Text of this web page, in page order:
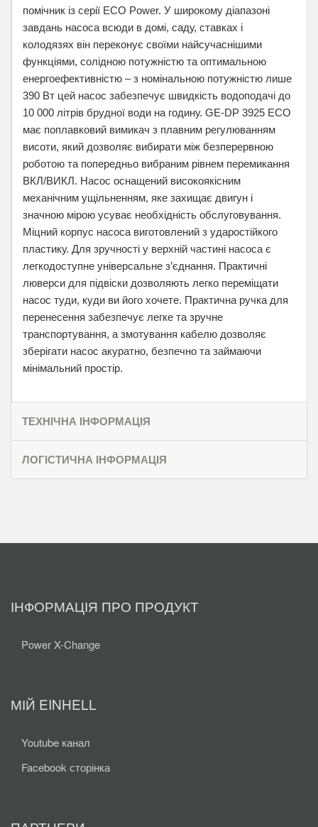
помічник із серії ECO Power. У широкому діапазоні
завдань насоса всюди в домі, саду, ставках і
колодязях він переконує своїми найсучаснішими
функціями, солідною потужністю та оптимальною
енергоефективністю – з номінальною потужністю лише
390 Вт цей насос забезпечує швидкість водоподачі до
10 000 літрів брудної води на годину. GE-DP 3925 ECO
має поплавковий вимикач з плавним регулюванням
висоти, який дозволяє вибирати між безперервною
роботою та попередньо вибраним рівнем перемикання
ВКЛ/ВИКЛ. Насос оснащений високоякісним
механічним ущільненням, яке захищає двигун і
значною мірою усуває необхідність обслуговування.
Міцний корпус насоса виготовлений з ударостійкого
пластику. Для зручності у верхній частині насоса є
легкодоступне універсальне з’єднання. Практичні
люверси для підвіски дозволяють легко переміщати
насос туди, куди ви його хочете. Практична ручка для
перенесення забезпечує легке та зручне
транспортування, а змотування кабелю дозволяє
зберігати насос акуратно, безпечно та займаючи
мінімальний простір.
ТЕХНІЧНА ІНФОРМАЦІЯ
ЛОГІСТИЧНА ІНФОРМАЦІЯ
ІНФОРМАЦІЯ ПРО ПРОДУКТ
Power X-Change
МІЙ EINHELL
Youtube канал
Facebook сторінка